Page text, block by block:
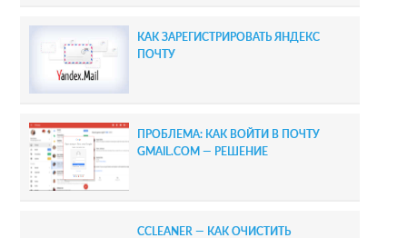
КАК ЗАРЕГИСТРИРОВАТЬ ЯНДЕКС
ПОЧТУ
ПРОБЛЕМА: КАК ВОЙТИ В ПОЧТУ
GMAIL.COM — РЕШЕНИЕ
CCLEANER — КАК ОЧИСТИТЬ